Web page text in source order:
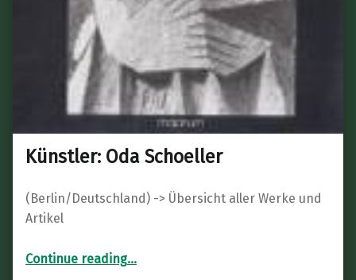
Künstler: Oda Schoeller
(Berlin/Deutschland) -> Übersicht aller Werke und
Artikel
Continue reading…